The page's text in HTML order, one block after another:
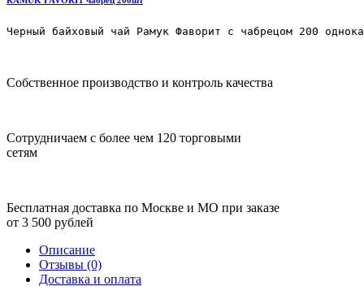
Черный байховый чай Рамук Фаворит с чабрецом 200
Собственное производство и контроль качества
Сотрудничаем с более чем 120 торговыми
сетям
Бесплатная доставка по Москве и МО при заказе
от 3 500 рублей
Описание
Отзывы (0)
Доставка и оплата